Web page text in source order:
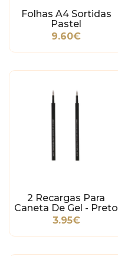
Folhas A4 Sortidas
Pastel
9.60€
2 Recargas Para
Caneta De Gel - Preto
3.95€